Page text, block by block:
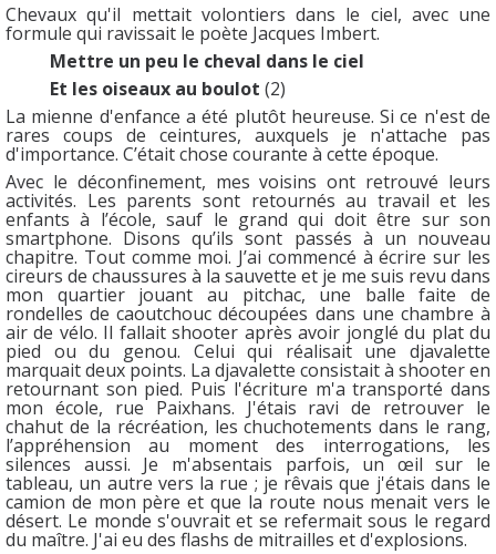
Chevaux qu'il mettait volontiers dans le ciel, avec une
formule qui ravissait le poète Jacques Imbert.
Mettre un peu le cheval dans le ciel
Et les oiseaux au boulot (2)
La mienne d'enfance a été plutôt heureuse. Si ce n'est de
rares coups de ceintures, auxquels je n'attache pas
d'importance. C’était chose courante à cette époque.
Avec le déconfinement, mes voisins ont retrouvé leurs
activités. Les parents sont retournés au travail et les
enfants à l’école, sauf le grand qui doit être sur son
smartphone. Disons qu’ils sont passés à un nouveau
chapitre. Tout comme moi. J’ai commencé à écrire sur les
cireurs de chaussures à la sauvette et je me suis revu dans
mon quartier jouant au pitchac, une balle faite de
rondelles de caoutchouc découpées dans une chambre à
air de vélo. Il fallait shooter après avoir jonglé du plat du
pied ou du genou. Celui qui réalisait une djavalette
marquait deux points. La djavalette consistait à shooter en
retournant son pied. Puis l'écriture m'a transporté dans
mon école, rue Paixhans. J'étais ravi de retrouver le
chahut de la récréation, les chuchotements dans le rang,
l’appréhension au moment des interrogations, les
silences aussi. Je m'absentais parfois, un œil sur le
tableau, un autre vers la rue ; je rêvais que j'étais dans le
camion de mon père et que la route nous menait vers le
désert. Le monde s'ouvrait et se refermait sous le regard
du maître. J'ai eu des flashs de mitrailles et d'explosions.